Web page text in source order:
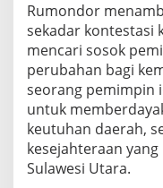
Rumondor
sekadar kontestasi
mencari sosok
perubahan bagi
seorang pemimpin
untuk
keutuhan daerah,
kesejahteraan
Sulawesi Utara.